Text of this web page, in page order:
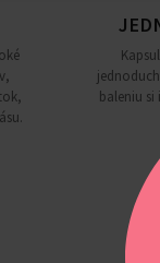
baleniu si